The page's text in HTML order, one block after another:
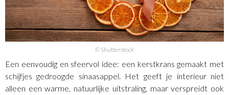
© Shutterstock
Een eenvoudig en sfeervol idee: een kerstkrans gemaakt met
schijfjes gedroogde sinaasappel. Het geeft je interieur niet
alleen een warme, natuurlijke uitstraling, maar verspreidt ook